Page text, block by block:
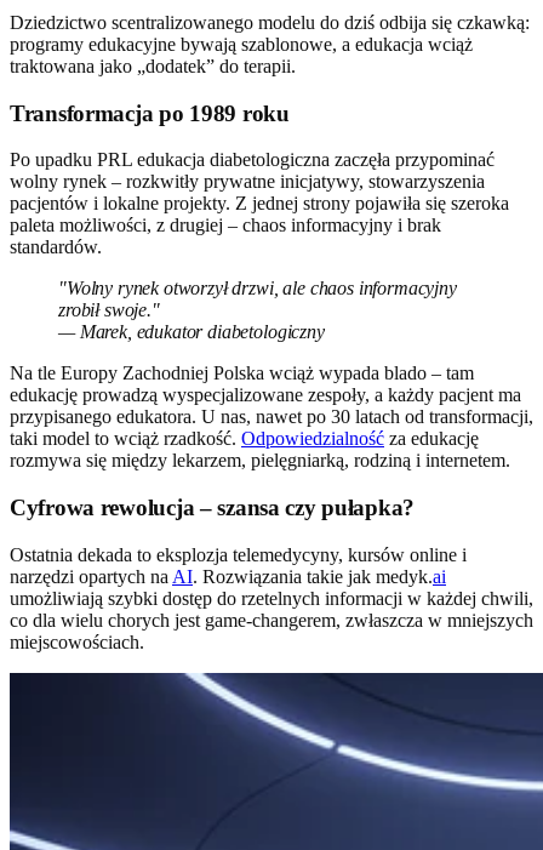
Dziedzictwo scentralizowanego modelu do dziś odbija się czkawką:
programy edukacyjne bywają szablonowe, a edukacja wciąż
traktowana jako „dodatek” do terapii.
Transformacja po 1989 roku
Po upadku PRL edukacja diabetologiczna zaczęła przypominać
wolny rynek – rozkwitły prywatne inicjatywy, stowarzyszenia
pacjentów i lokalne projekty. Z jednej strony pojawiła się szeroka
paleta możliwości, z drugiej – chaos informacyjny i brak
standardów.
"Wolny rynek otworzył drzwi, ale chaos informacyjny
zrobił swoje."
— Marek, edukator diabetologiczny
Na tle Europy Zachodniej Polska wciąż wypada blado – tam
edukację prowadzą wyspecjalizowane zespoły, a każdy pacjent ma
przypisanego edukatora. U nas, nawet po 30 latach od transformacji,
taki model to wciąż rzadkość. Odpowiedzialność za edukację
rozmywa się między lekarzem, pielęgniarką, rodziną i internetem.
Cyfrowa rewolucja – szansa czy pułapka?
Ostatnia dekada to eksplozja telemedycyny, kursów online i
narzędzi opartych na AI. Rozwiązania takie jak medyk.ai
umożliwiają szybki dostęp do rzetelnych informacji w każdej chwili,
co dla wielu chorych jest game-changerem, zwłaszcza w mniejszych
miejscowościach.